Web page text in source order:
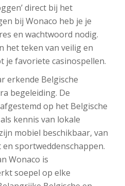
direct bij het
bij Wonaco heb je je
en wachtwoord nodig.
het teken van veilig en
je favoriete casinospellen.
erkende Belgische
begeleiding. De
op het Belgische
kennis van lokale
mobiel beschikbaar, van
sportweddenschappen.
Wonaco is
soepel op elke